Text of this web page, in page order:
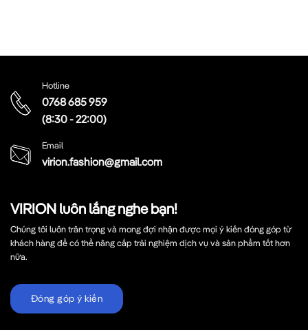
VIRION luôn lắng nghe bạn!
Chúng tôi luôn trân trọng và mong đợi nhận được mọi ý kiến đóng góp từ
khách hàng để có thể nâng cấp trải nghiệm dịch vụ và sản phẩm tốt hơn
nữa.
Đóng góp ý kiến
Hotline
0768 685 959
(8:30 - 22:00)
Email
virion.fashion@gmail.com